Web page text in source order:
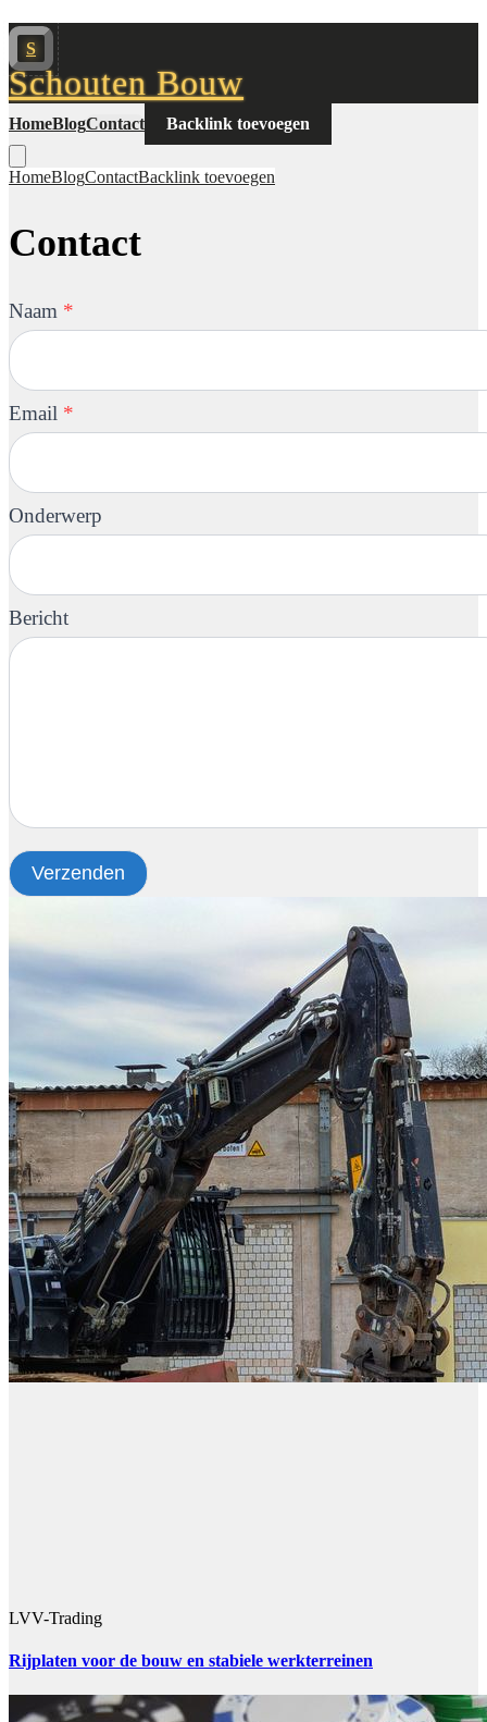
S
Schouten Bouw
HomeBlogContact Backlink toevoegen
HomeBlogContactBacklink toevoegen
Contact
Naam *
Email *
Onderwerp
Bericht
LVV-Trading
Rijplaten voor de bouw en stabiele werkterreinen